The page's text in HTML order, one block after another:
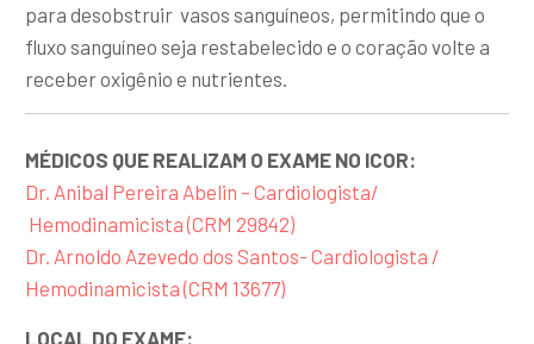
para desobstruir vasos sanguíneos, permitindo que o
fluxo sanguíneo seja restabelecido e o coração volte a
receber oxigênio e nutrientes.
MÉDICOS QUE REALIZAM O EXAME NO ICOR:
Dr. Anibal Pereira Abelin – Cardiologista/
Hemodinamicista (CRM 29842)
Dr. Arnoldo Azevedo dos Santos- Cardiologista /
Hemodinamicista (CRM 13677)
LOCAL DO EXAME: